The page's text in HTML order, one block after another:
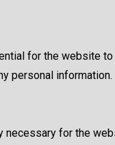
for the website
personal information.
necessary for the